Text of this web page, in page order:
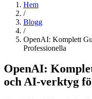
Hem
/
Blogg
/
OpenAI: Komplett
Professionella
OpenAI:
och AI-verktyg